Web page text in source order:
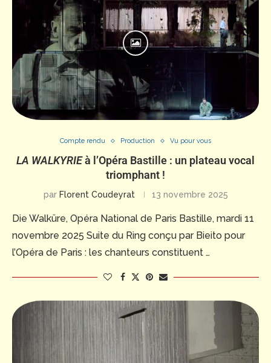
Compte rendu Production Vu pour vous
LA WALKYRIEà l’Opéra Bastille : un plateau vocal
triomphant !
par Florent Coudeyrat 13 novembre 2025
Die Walküre, Opéra National de Paris Bastille, mardi 11
novembre 2025 Suite du Ring conçu par Bieito pour
l’Opéra de Paris : les chanteurs constituent …